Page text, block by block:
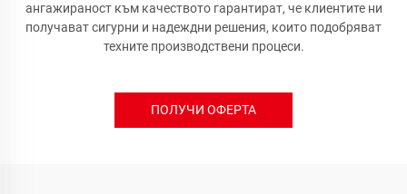
ангажираност към качеството гарантират, че клиентите ни
получават сигурни и надеждни решения, които подобряват
техните производствени процеси.
ПОЛУЧИ ОФЕРТА